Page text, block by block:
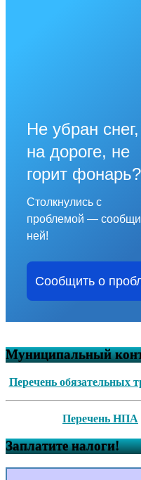
Не убран
на дороге, не
горит фонарь?
Столкнулись с
проблемой —
ней!
Сообщить о
Муниципальный
Перечень обязательных
Перечень НПА
Заплатите налоги!